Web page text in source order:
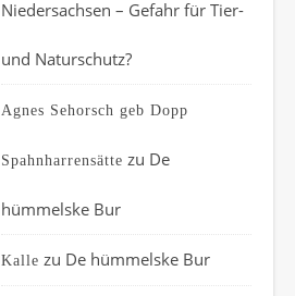
Niedersachsen – Gefahr für Tier-
und Naturschutz?
Agnes Sehorsch geb Dopp
Spahnharrensätte zu De
hümmelske Bur
Kalle zu De hümmelske Bur